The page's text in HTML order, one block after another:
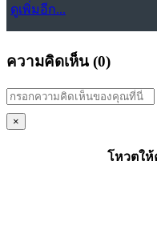
ดูเพิ่มอีก...
ความคิดเห็น (0)
×
โหวตใ